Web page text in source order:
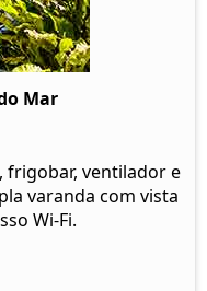
Mar
frigobar, ventilador e
varanda com vista
Wi-Fi.